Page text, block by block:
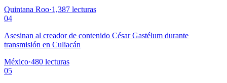
Quintana Roo·1,387 lecturas
04
Asesinan al creador de contenido César Gastélum durante
transmisión en Culiacán
México·480 lecturas
05